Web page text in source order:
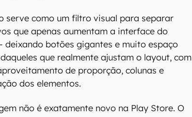
serve como um filtro visual para separar
que apenas aumentam a interface do
deixando botões gigantes e muito espaço
que realmente ajustam o layout, com
de proporção, colunas e
dos elementos.
não é exatamente novo na Play Store. O